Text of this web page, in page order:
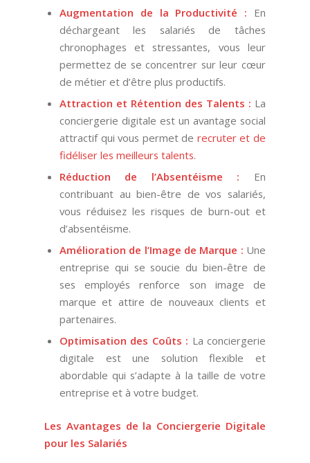
Augmentation de la Productivité : En
déchargeant les salariés de tâches
chronophages et stressantes, vous leur
permettez de se concentrer sur leur cœur
de métier et d’être plus productifs.
Attraction et Rétention des Talents : La
conciergerie digitale est un avantage social
attractif qui vous permet de recruter et de
fidéliser les meilleurs talents.
Réduction de l’Absentéisme : En
contribuant au bien-être de vos salariés,
vous réduisez les risques de burn-out et
d’absentéisme.
Amélioration de l’Image de Marque : Une
entreprise qui se soucie du bien-être de
ses employés renforce son image de
marque et attire de nouveaux clients et
partenaires.
Optimisation des Coûts : La conciergerie
digitale est une solution flexible et
abordable qui s’adapte à la taille de votre
entreprise et à votre budget.
Les Avantages de la Conciergerie Digitale
pour les Salariés